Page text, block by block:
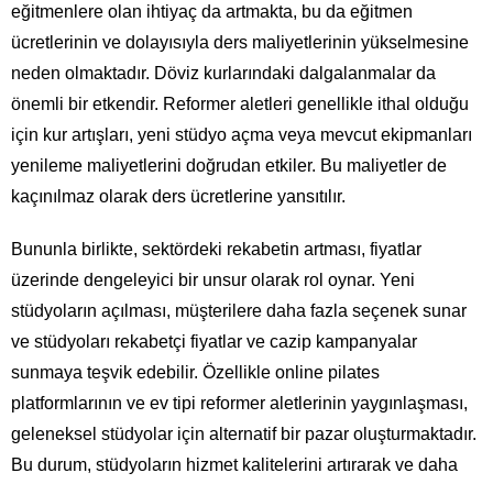
eğitmenlere olan ihtiyaç da artmakta, bu da eğitmen
ücretlerinin ve dolayısıyla ders maliyetlerinin yükselmesine
neden olmaktadır. Döviz kurlarındaki dalgalanmalar da
önemli bir etkendir. Reformer aletleri genellikle ithal olduğu
için kur artışları, yeni stüdyo açma veya mevcut ekipmanları
yenileme maliyetlerini doğrudan etkiler. Bu maliyetler de
kaçınılmaz olarak ders ücretlerine yansıtılır.
Bununla birlikte, sektördeki rekabetin artması, fiyatlar
üzerinde dengeleyici bir unsur olarak rol oynar. Yeni
stüdyoların açılması, müşterilere daha fazla seçenek sunar
ve stüdyoları rekabetçi fiyatlar ve cazip kampanyalar
sunmaya teşvik edebilir. Özellikle online pilates
platformlarının ve ev tipi reformer aletlerinin yaygınlaşması,
geleneksel stüdyolar için alternatif bir pazar oluşturmaktadır.
Bu durum, stüdyoların hizmet kalitelerini artırarak ve daha